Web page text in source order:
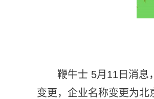
鞭牛士 5月11日消息
变更，企业名称变更为北